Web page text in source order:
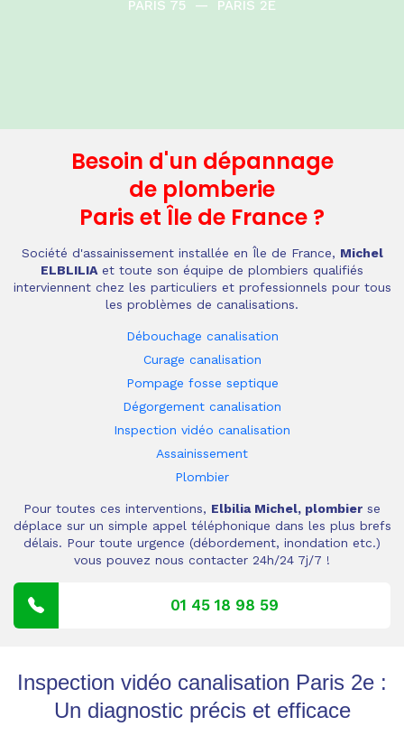
PARIS 75
— PARIS 2E
Besoin d'un dépannage
de plomberie
Paris et Île de France ?
Société d'assainissement installée en Île de France, Michel
ELBLILIA et toute son équipe de plombiers qualifiés
interviennent chez les particuliers et professionnels pour tous
les problèmes de canalisations.
Débouchage canalisation
Curage canalisation
Pompage fosse septique
Dégorgement canalisation
Inspection vidéo canalisation
Assainissement
Plombier
Pour toutes ces interventions, Elbilia Michel, plombier se
déplace sur un simple appel téléphonique dans les plus brefs
délais. Pour toute urgence (débordement, inondation etc.)
vous pouvez nous contacter 24h/24 7j/7 !
01 45 18 98 59
Inspection vidéo canalisation Paris 2e :
Un diagnostic précis et efficace